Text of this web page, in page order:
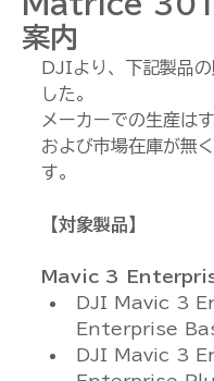
案内
DJIより、下記製品
した。
メーカーでの生産は
および市場在庫が無
す。
【対象製品】
Mavic 3
DJI Mavic 3
Enterprise
DJI Mavic 3